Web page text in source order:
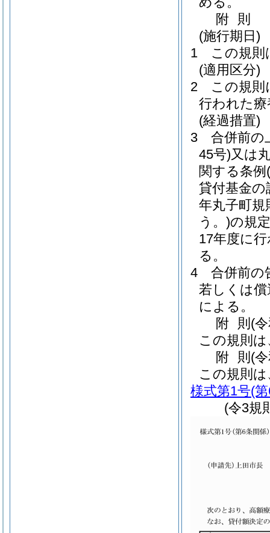
附 則
(施行期日)
1
この規則
(適用区分)
2
この規則
行われた
(経過措置)
3
合併前の
45号)又は
関する条例
貸付基金の
年丸子町規
う。)の規
17年度に
る。
4
合併前の
若しくは
による。
附 則 (
この規則
附 則 (
この規則
様式第1号(
(令3規